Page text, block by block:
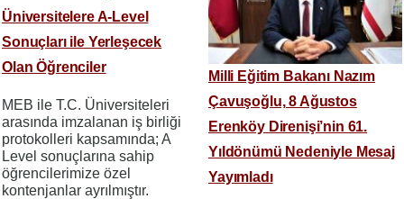
Üniversitelere A-Level
Sonuçları ile Yerleşecek
Olan Öğrenciler
MEB ile T.C. Üniversiteleri
arasında imzalanan iş birliği
protokolleri kapsamında; A
Level sonuçlarına sahip
öğrencilerimize özel
kontenjanlar ayrılmıştır.
Milli Eğitim Bakanı Nazım
Çavuşoğlu, 8 Ağustos
Erenköy Direnişi’nin 61.
Yıldönümü Nedeniyle Mesaj
Yayımladı